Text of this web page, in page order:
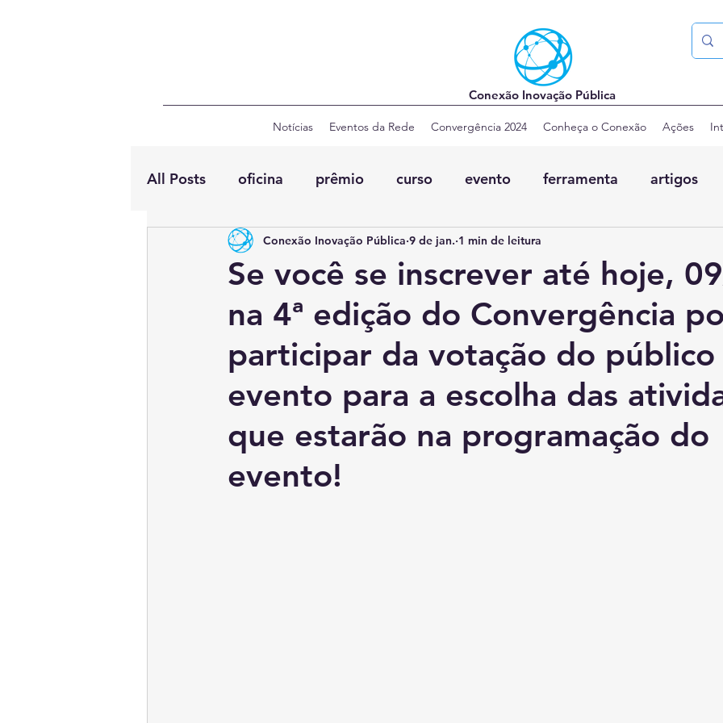
Conexão Inovação Pública
Notícias Eventos da Rede Convergência 2024 Conheça o Conexão Ações
All Posts oficina prêmio curso evento ferramenta artigos
Se você se inscrever até hoje,
na 4ª edição do Convergência
participar da votação do
evento para a escolha das
que estarão na programação do
evento!
Conexão Inovação Pública 9 de jan. 1 min de leitura